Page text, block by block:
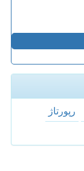
رپورتاژ